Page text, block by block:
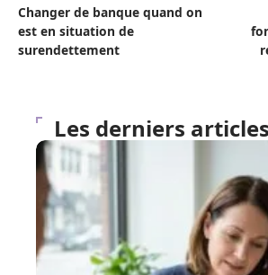
Changer de banque quand on
est en situation de
surendettement
Les derniers articles